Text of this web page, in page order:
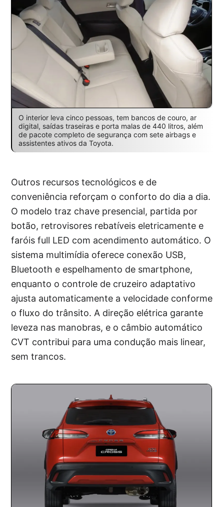
O interior leva cinco pessoas, tem bancos de couro, ar
digital, saídas traseiras e porta malas de 440 litros, além
de pacote completo de segurança com sete airbags e
assistentes ativos da Toyota.
Outros recursos tecnológicos e de
conveniência reforçam o conforto do dia a dia.
O modelo traz chave presencial, partida por
botão, retrovisores rebatíveis eletricamente e
faróis full LED com acendimento automático. O
sistema multimídia oferece conexão USB,
Bluetooth e espelhamento de smartphone,
enquanto o controle de cruzeiro adaptativo
ajusta automaticamente a velocidade conforme
o fluxo do trânsito. A direção elétrica garante
leveza nas manobras, e o câmbio automático
CVT contribui para uma condução mais linear,
sem trancos.